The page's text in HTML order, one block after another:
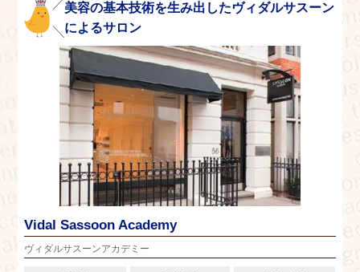
美容の基本技術を生み出したヴィダルサスーン
によるサロン
Vidal Sassoon Academy
ヴィダルサスーンアカデミー